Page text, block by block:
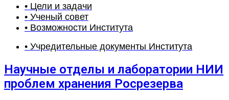
• Цели и задачи
• Ученый совет
• Возможности Института
• Учредительные документы Института
Научные отделы и лаборатории НИИ
проблем хранения Росрезерва